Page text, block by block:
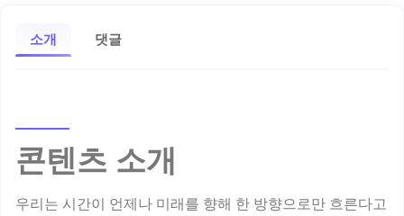
소개 댓글
콘텐츠 소개
우리는 시간이 언제나 미래를 향해 한 방향으로만 흐른다고